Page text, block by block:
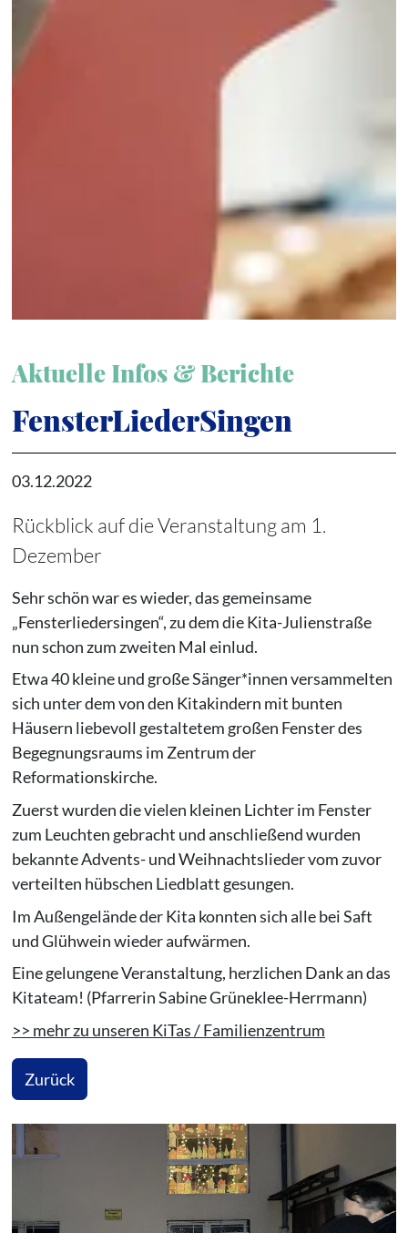
Aktuelle Infos & Berichte
FensterLiederSingen
03.12.2022
Rückblick auf die Veranstaltung am 1.
Dezember
Sehr schön war es wieder, das gemeinsame
„Fensterliedersingen“, zu dem die Kita-Julienstraße
nun schon zum zweiten Mal einlud.
Etwa 40 kleine und große Sänger*innen versammelten
sich unter dem von den Kitakindern mit bunten
Häusern liebevoll gestaltetem großen Fenster des
Begegnungsraums im Zentrum der
Reformationskirche.
Zuerst wurden die vielen kleinen Lichter im Fenster
zum Leuchten gebracht und anschließend wurden
bekannte Advents- und Weihnachtslieder vom zuvor
verteilten hübschen Liedblatt gesungen.
Im Außengelände der Kita konnten sich alle bei Saft
und Glühwein wieder aufwärmen.
Eine gelungene Veranstaltung, herzlichen Dank an das
Kitateam! (Pfarrerin Sabine Grüneklee-Herrmann)
>> mehr zu unseren KiTas / Familienzentrum
Zurück